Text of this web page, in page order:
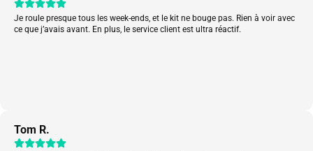
Je roule presque tous les week-ends, et le kit ne bouge pas. Rien à voir avec
ce que j’avais avant. En plus, le service client est ultra réactif.
Tom R.